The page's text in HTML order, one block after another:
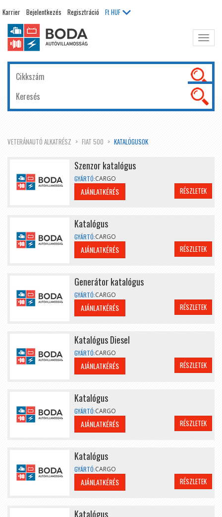
Karrier Bejelentkezés Regisztráció FtHUF
VETERÁNAUTÓ ALKATRÉSZ FIAT 500 KATALÓGUSOK
Szenzor katalógus
GYÁRTÓ:CARGO
AJÁNLATKÉRÉS RÉSZLETEK
Katalógus
GYÁRTÓ:CARGO
AJÁNLATKÉRÉS RÉSZLETEK
Generátor katalógus
GYÁRTÓ:CARGO
AJÁNLATKÉRÉS RÉSZLETEK
Katalógus Diesel
GYÁRTÓ:CARGO
AJÁNLATKÉRÉS RÉSZLETEK
Katalógus
GYÁRTÓ:CARGO
AJÁNLATKÉRÉS RÉSZLETEK
Katalógus
GYÁRTÓ:CARGO
AJÁNLATKÉRÉS RÉSZLETEK
Katalógus